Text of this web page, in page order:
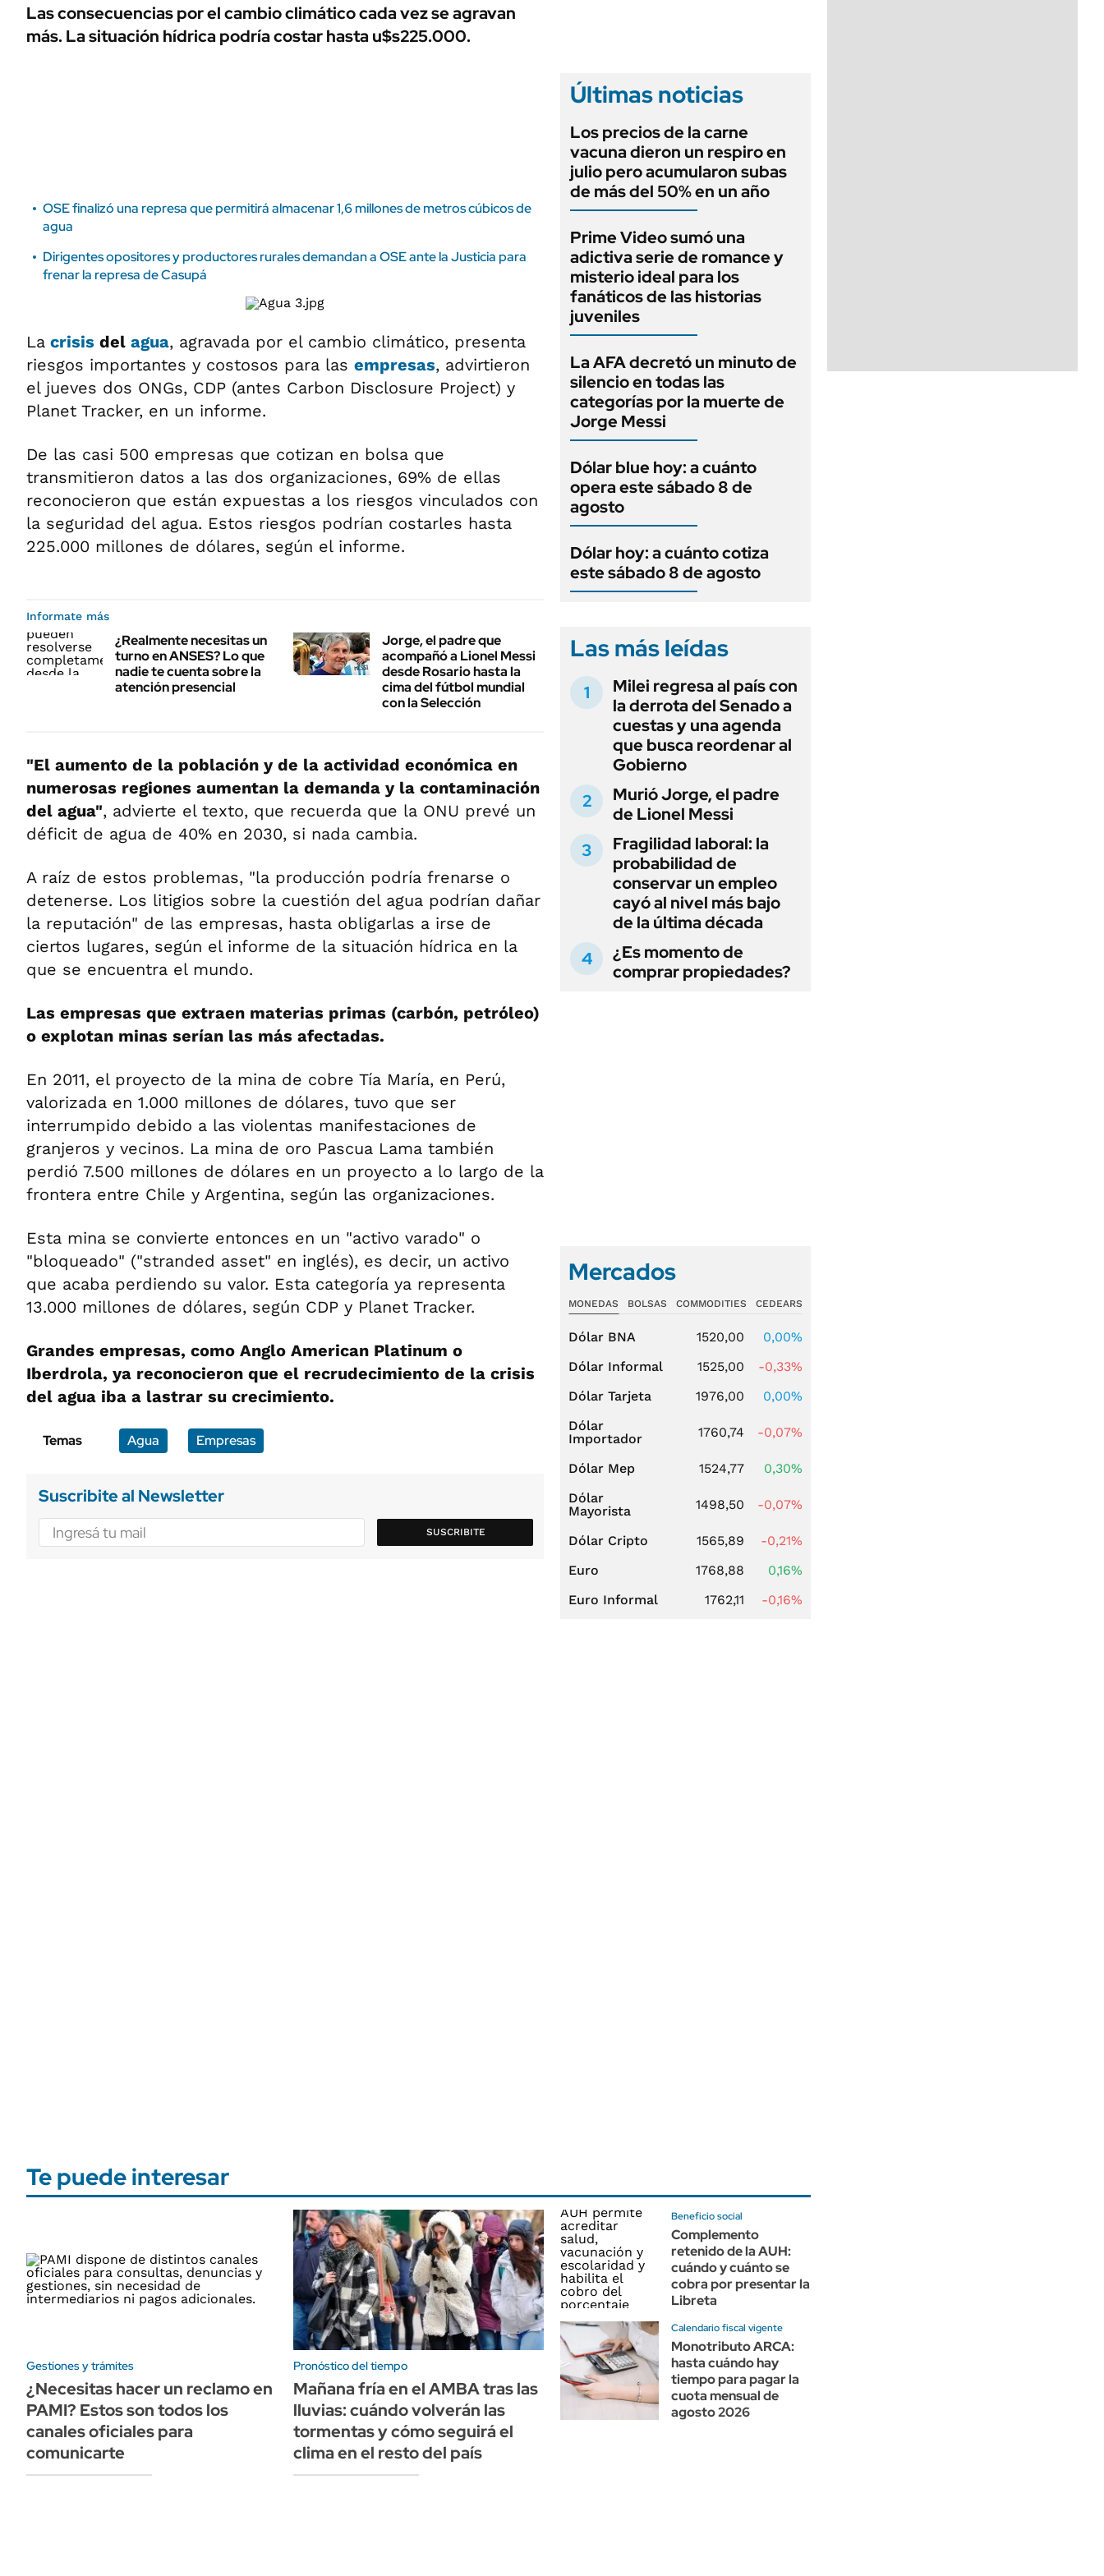
ÁMBITO DEBATE
MEDIAKIT AMBITO DEBATE
LIFESTYLE
AUTOS
Las consecuencias por el cambio climático cada vez se agravan
más. La situación hídrica podría costar hasta u$s225.000.
OSE finalizó una represa que permitirá almacenar 1,6 millones de metros cúbicos de
agua
Dirigentes opositores y productores rurales demandan a OSE ante la Justicia para
frenar la represa de Casupá
La crisis del agua, agravada por el cambio climático, presenta
riesgos importantes y costosos para las empresas, advirtieron
el jueves dos ONGs, CDP (antes Carbon Disclosure Project) y
Planet Tracker, en un informe.
De las casi 500 empresas que cotizan en bolsa que
transmitieron datos a las dos organizaciones, 69% de ellas
reconocieron que están expuestas a los riesgos vinculados con
la seguridad del agua. Estos riesgos podrían costarles hasta
225.000 millones de dólares, según el informe.
Informate más
¿Realmente necesitas un
turno en ANSES? Lo que
nadie te cuenta sobre la
atención presencial
Jorge, el padre que
acompañó a Lionel Messi
desde Rosario hasta la
cima del fútbol mundial
con la Selección
"El aumento de la población y de la actividad económica en
numerosas regiones aumentan la demanda y la contaminación
del agua", advierte el texto, que recuerda que la ONU prevé un
déficit de agua de 40% en 2030, si nada cambia.
A raíz de estos problemas, "la producción podría frenarse o
detenerse. Los litigios sobre la cuestión del agua podrían dañar
la reputación" de las empresas, hasta obligarlas a irse de
ciertos lugares, según el informe de la situación hídrica en la
que se encuentra el mundo.
Las empresas que extraen materias primas (carbón, petróleo)
o explotan minas serían las más afectadas.
En 2011, el proyecto de la mina de cobre Tía María, en Perú,
valorizada en 1.000 millones de dólares, tuvo que ser
interrumpido debido a las violentas manifestaciones de
granjeros y vecinos. La mina de oro Pascua Lama también
perdió 7.500 millones de dólares en un proyecto a lo largo de la
frontera entre Chile y Argentina, según las organizaciones.
Esta mina se convierte entonces en un "activo varado" o
"bloqueado" ("stranded asset" en inglés), es decir, un activo
que acaba perdiendo su valor. Esta categoría ya representa
13.000 millones de dólares, según CDP y Planet Tracker.
Grandes empresas, como Anglo American Platinum o
Iberdrola, ya reconocieron que el recrudecimiento de la crisis
del agua iba a lastrar su crecimiento.
Temas Agua Empresas
Suscribite al Newsletter
SUSCRIBITE
Últimas noticias
Los precios de la carne
vacuna dieron un respiro en
julio pero acumularon subas
de más del 50% en un año
Prime Video sumó una
adictiva serie de romance y
misterio ideal para los
fanáticos de las historias
juveniles
La AFA decretó un minuto de
silencio en todas las
categorías por la muerte de
Jorge Messi
Dólar blue hoy: a cuánto
opera este sábado 8 de
agosto
Dólar hoy: a cuánto cotiza
este sábado 8 de agosto
Las más leídas
Milei regresa al país con
la derrota del Senado a
cuestas y una agenda
que busca reordenar al
Gobierno
Murió Jorge, el padre
de Lionel Messi
Fragilidad laboral: la
probabilidad de
conservar un empleo
cayó al nivel más bajo
de la última década
¿Es momento de
comprar propiedades?
Mercados
MONEDAS BOLSAS COMMODITIES CEDEARS
Dólar BNA 1520,00
0,00%
Dólar Informal
1525,00
-0,33%
Dólar Tarjeta
1976,00
0,00%
Dólar
Importador
1760,74 -0,07%
Dólar Mep 1524,77
0,30%
Dólar
Mayorista
1498,50 -0,07%
Dólar Cripto 1565,89
-0,21%
Euro
1768,88
0,16%
Euro Informal
1762,11 -0,16%
Te puede interesar
Gestiones y trámites
¿Necesitas hacer un reclamo en
PAMI? Estos son todos los
canales oficiales para
comunicarte
Pronóstico del tiempo
Mañana fría en el AMBA tras las
lluvias: cuándo volverán las
tormentas y cómo seguirá el
clima en el resto del país
Beneficio social
Complemento
retenido de la AUH:
cuándo y cuánto se
cobra por presentar la
Libreta
Calendario fiscal vigente
Monotributo ARCA:
hasta cuándo hay
tiempo para pagar la
cuota mensual de
agosto 2026